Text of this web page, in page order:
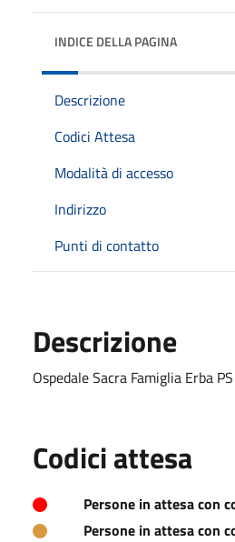
INDICE DELLA PAGINA
Descrizione
Codici Attesa
Modalità di accesso
Indirizzo
Punti di contatto
Descrizione
Ospedale Sacra Famiglia Erba
Codici attesa
Persone in attesa con
Persone in attesa con